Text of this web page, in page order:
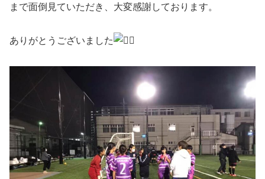
まで面倒見ていただき、大変感謝しております。
ありがとうございました